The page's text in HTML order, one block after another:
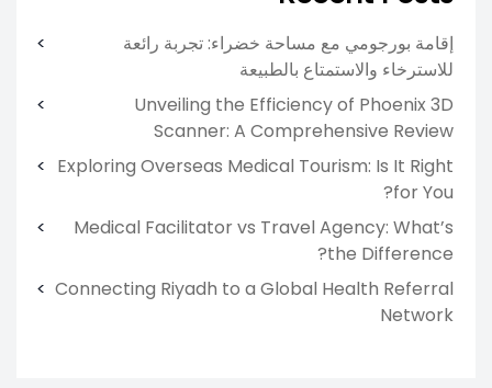
إقامة بورجومي مع مساحة خضراء: تجربة رائعة
للاسترخاء والاستمتاع بالطبيعة
Unveiling the Efficiency of Phoenix 3D
Scanner: A Comprehensive Review
Exploring Overseas Medical Tourism: Is It Right
for You?
Medical Facilitator vs Travel Agency: What’s
the Difference?
Connecting Riyadh to a Global Health Referral
Network